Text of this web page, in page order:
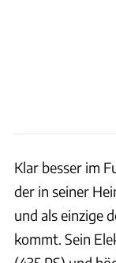
Klar besser im
der in seiner
und als einzige
kommt. Sein